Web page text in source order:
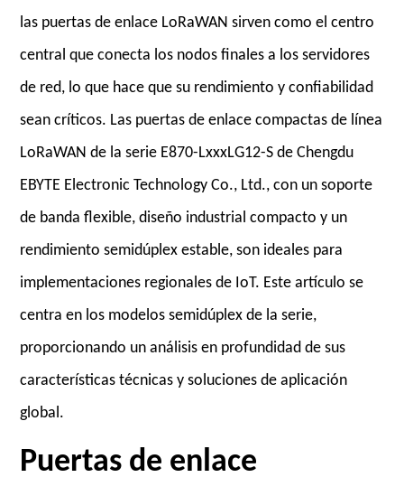
las puertas de enlace LoRaWAN sirven como el centro
central que conecta los nodos finales a los servidores
de red, lo que hace que su rendimiento y confiabilidad
sean críticos. Las puertas de enlace compactas de línea
LoRaWAN de la serie E870-LxxxLG12-S de Chengdu
EBYTE Electronic Technology Co., Ltd., con un soporte
de banda flexible, diseño industrial compacto y un
rendimiento semidúplex estable, son ideales para
implementaciones regionales de IoT. Este artículo se
centra en los modelos semidúplex de la serie,
proporcionando un análisis en profundidad de sus
características técnicas y soluciones de aplicación
global.
Puertas de enlace